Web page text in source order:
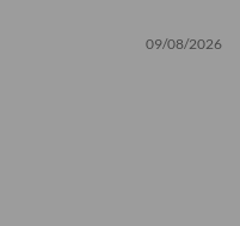
09/08/2026